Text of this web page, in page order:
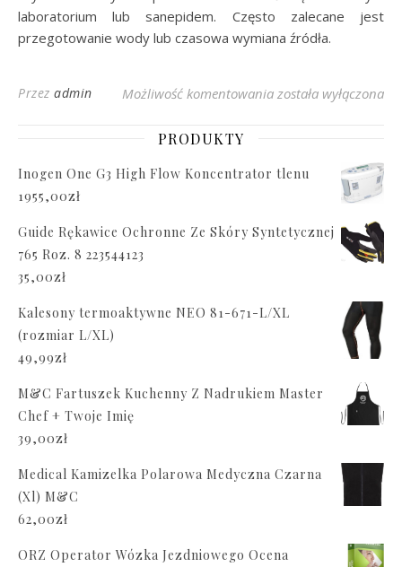
laboratorium lub sanepidem. Często zalecane jest
przegotowanie wody lub czasowa wymiana źródła.
Przez admin Możliwość komentowania Ile kosztuje badanie
została wyłączona
PRODUKTY
Inogen One G3 High Flow Koncentrator tlenu
1955,00zł
Guide Rękawice Ochronne Ze Skóry Syntetycznej
765 Roz. 8 223544123
35,00zł
Kalesony termoaktywne NEO 81-671-L/XL
(rozmiar L/XL)
49,99zł
M&C Fartuszek Kuchenny Z Nadrukiem Master
Chef + Twoje Imię
39,00zł
Medical Kamizelka Polarowa Medyczna Czarna
(Xl) M&C
62,00zł
ORZ Operator Wózka Jezdniowego Ocena